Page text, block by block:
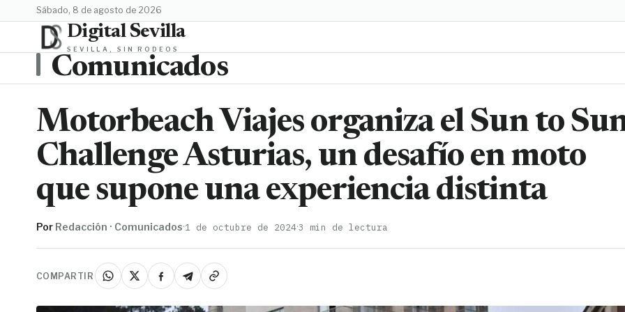
sábado, 8 de agosto de 2026
Digital Sevilla
SEVILLA, SIN RODEOS
Comunicados
Motorbeach Viajes organiza el Sun to
Challenge Asturias, un desafío en moto
que supone una experiencia distinta
Por Redacción · Comunicados·1 de octubre de 2024·3 min de lectura
COMPARTIR